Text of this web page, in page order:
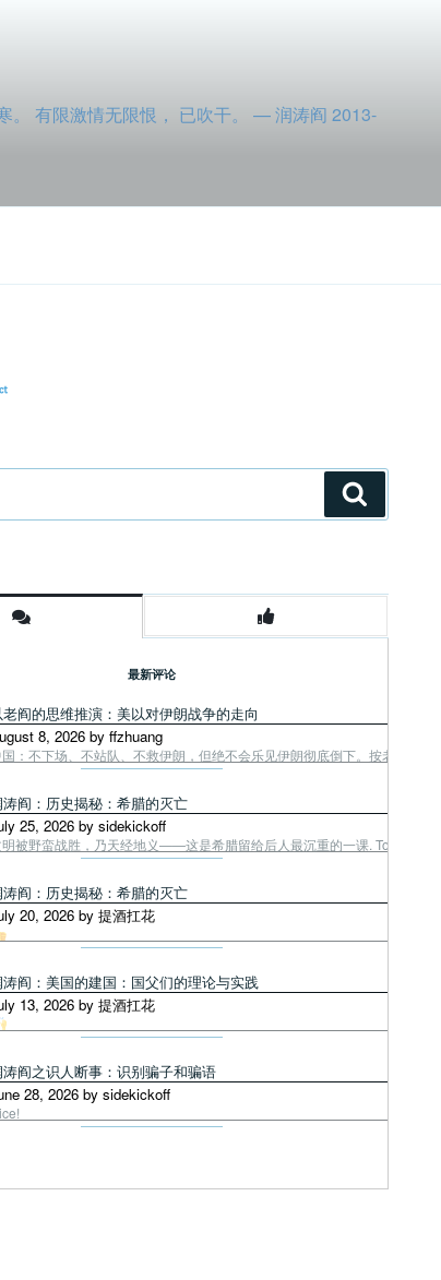
。 有限激情无限恨， 已吹干。 — 润涛阎 2013-
索
最新评论
老阎的思维推演：美以对伊朗战争的走向
8, 2026 by ffzhuang
：不下场、不站队、不救伊朗，但绝不会乐见伊朗彻底倒下。按老阎战
阎：历史揭秘：希腊的灭亡
25, 2026 by sidekickoff
被野蛮战胜，乃天经地义——这是希腊留给后人最沉重的一课. Tough
阎：历史揭秘：希腊的灭亡
20, 2026 by 提酒扛花
阎：美国的建国：国父们的理论与实践
13, 2026 by 提酒扛花
阎之识人断事：识别骗子和骗语
28, 2026 by sidekickoff